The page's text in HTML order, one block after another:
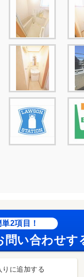
2項目！
問い合わせす
りに追加する